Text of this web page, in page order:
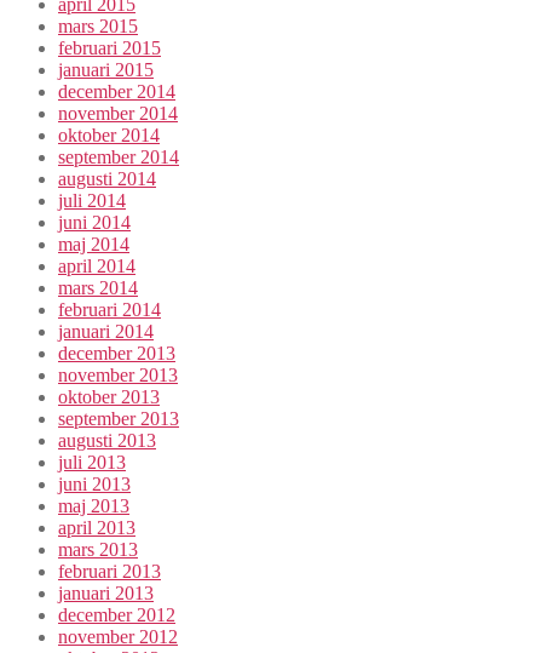
april 2015
mars 2015
februari 2015
januari 2015
december 2014
november 2014
oktober 2014
september 2014
augusti 2014
juli 2014
juni 2014
maj 2014
april 2014
mars 2014
februari 2014
januari 2014
december 2013
november 2013
oktober 2013
september 2013
augusti 2013
juli 2013
juni 2013
maj 2013
april 2013
mars 2013
februari 2013
januari 2013
december 2012
november 2012